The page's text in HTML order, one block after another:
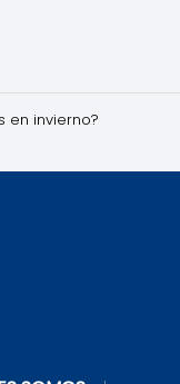
en invierno?